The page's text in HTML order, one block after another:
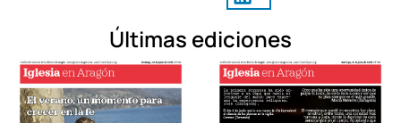
Últimas ediciones